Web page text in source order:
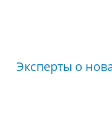
Эксперты о